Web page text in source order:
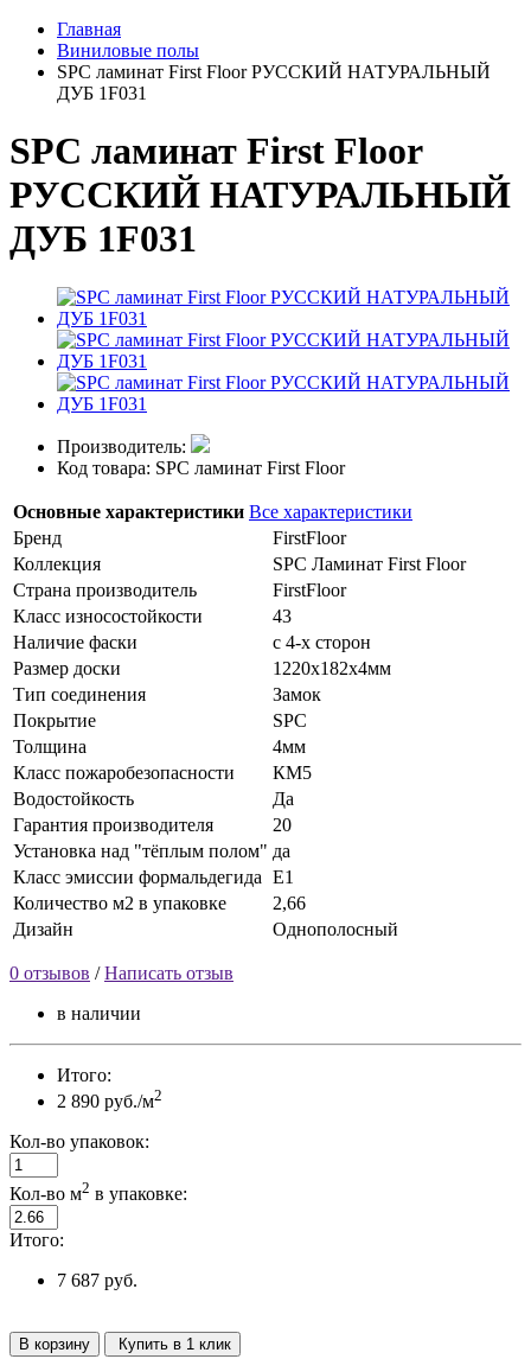
Главная
Виниловые полы
SPC ламинат First Floor РУССКИЙ НАТУРАЛЬНЫЙ
ДУБ 1F031
SPC ламинат First Floor
РУССКИЙ НАТУРАЛЬНЫЙ
ДУБ 1F031
Производитель:
Код товара: SPC ламинат First Floor
Основные характеристики Все характеристики
Бренд
FirstFloor
Коллекция
SPC Ламинат First Floor
Страна производитель
FirstFloor
Класс износостойкости
43
Наличие фаски
с 4-х сторон
Размер доски
1220х182х4мм
Тип соединения
Замок
Покрытие
SPC
Толщина
4мм
Класс пожаробезопасности
КМ5
Водостойкость
Да
Гарантия производителя
20
Установка над "тёплым полом" да
Класс эмиссии формальдегида Е1
Количество м2 в упаковке
2,66
Дизайн
Однополосный
0 отзывов /Написать отзыв
в наличии
Итого:
2 890 руб./м2
Кол-во упаковок:
Кол-во м2 в упаковке:
Итого:
7 687 руб.
В корзину Купить в 1 клик